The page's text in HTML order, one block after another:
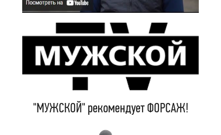
"МУЖСКОЙ" рекомендует ФОРСАЖ!